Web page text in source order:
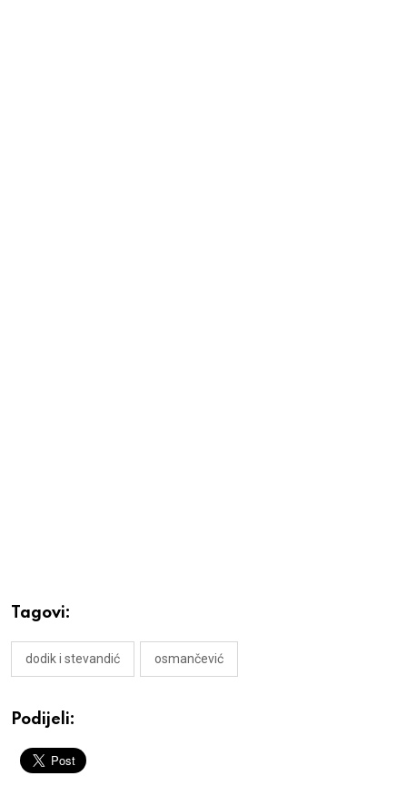
Tagovi:
dodik i stevandić osmančević
Podijeli: